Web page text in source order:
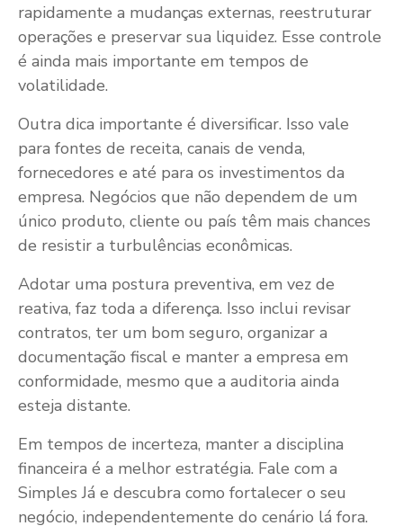
rapidamente a mudanças externas, reestruturar
operações e preservar sua liquidez. Esse controle
é ainda mais importante em tempos de
volatilidade.
Outra dica importante é diversificar. Isso vale
para fontes de receita, canais de venda,
fornecedores e até para os investimentos da
empresa. Negócios que não dependem de um
único produto, cliente ou país têm mais chances
de resistir a turbulências econômicas.
Adotar uma postura preventiva, em vez de
reativa, faz toda a diferença. Isso inclui revisar
contratos, ter um bom seguro, organizar a
documentação fiscal e manter a empresa em
conformidade, mesmo que a auditoria ainda
esteja distante.
Em tempos de incerteza, manter a disciplina
financeira é a melhor estratégia. Fale com a
Simples Já e descubra como fortalecer o seu
negócio, independentemente do cenário lá fora.